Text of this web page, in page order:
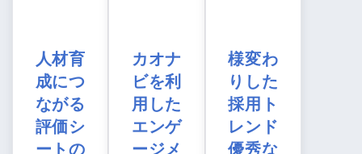
人材育
成につ
ながる
評価シ
ートの
カオナ
ビを利
用した
エンゲ
ージメ
様変わ
りした
採用ト
レンド
優秀な